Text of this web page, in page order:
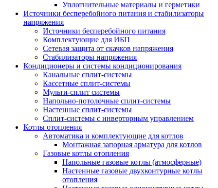
Уплотнительные материалы и герметики
Источники бесперебойного питания и стабилизаторы
напряжения
Источники бесперебойного питания
Комплектующие для ИБП
Сетевая защита от скачков напряжения
Стабилизаторы напряжения
Кондиционеры и системы кондиционирования
Канальные сплит-системы
Кассетные сплит-системы
Мульти-сплит системы
Напольно-потолочные сплит-системы
Настенные сплит-системы
Сплит-системы с инверторным управлением
Котлы отопления
Автоматика и комплектующие для котлов
Монтажная запорная арматура для котлов
Газовые котлы отопления
Напольные газовые котлы (атмосферные)
Настенные газовые двухконтурные котлы
отопления